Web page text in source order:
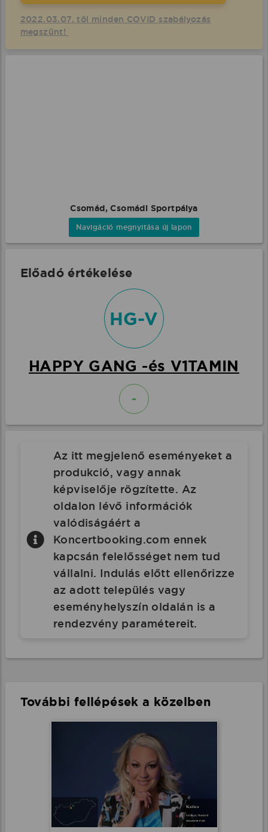
2022.03.07. től minden COVID szabályozás
megszűnt!
Csomád, Csomádi Sportpálya
Navigáció megnyitása új lapon
Előadó értékelése
HG-V
HAPPY GANG -és V1TAMIN
-
Az itt megjelenő eseményeket a
produkció, vagy annak
képviselője rögzítette. Az
oldalon lévő információk
valódiságáért a
Koncertbooking.com ennek
kapcsán felelősséget nem tud
vállalni. Indulás előtt ellenőrizze
az adott település vagy
eseményhelyszín oldalán is a
rendezvény paramétereit.
További fellépések a közelben